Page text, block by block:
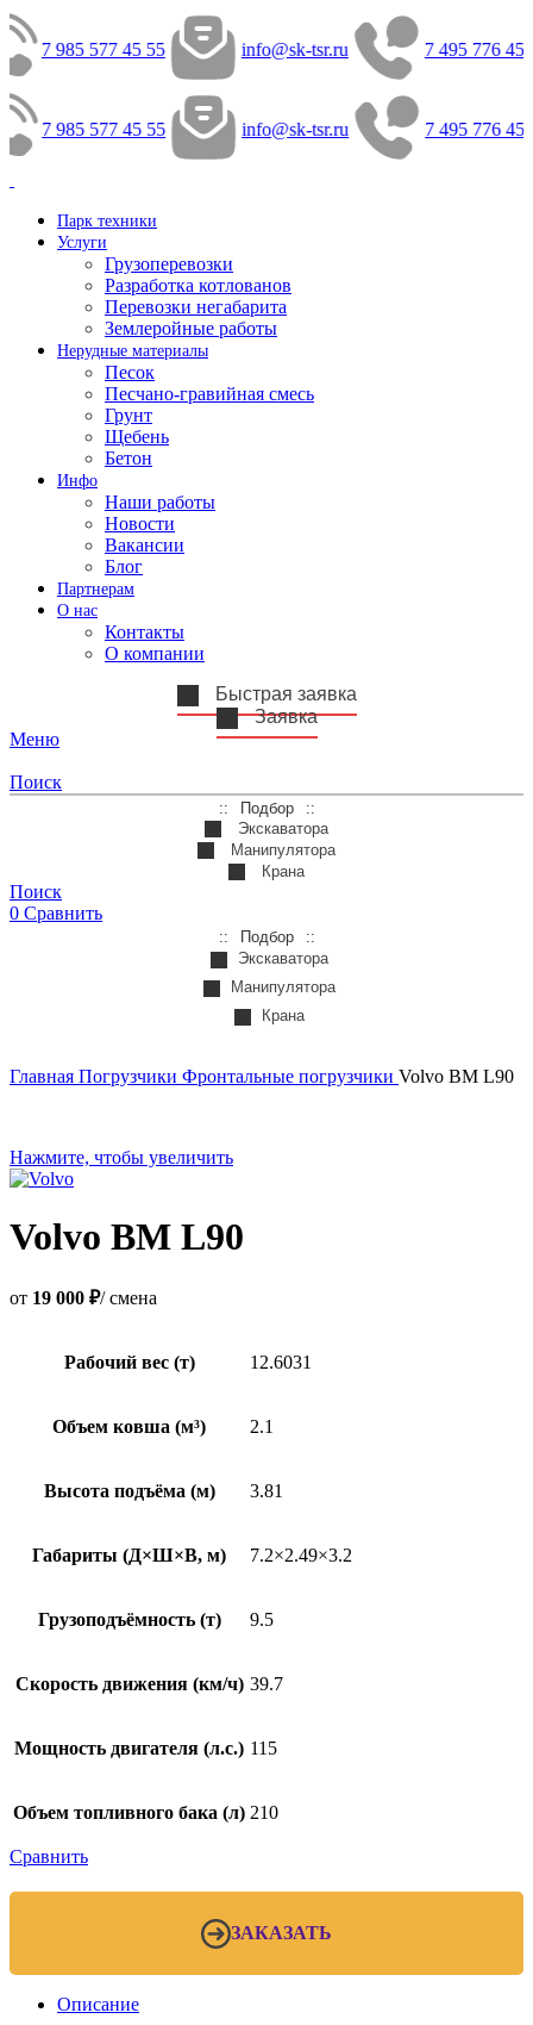
7 985 577 45 55 info@sk-tsr.ru 7 495 776 45
7 985 577 45 55 info@sk-tsr.ru 7 495 776 45
Парк техники
Услуги
Грузоперевозки
Разработка котлованов
Перевозки негабарита
Землеройные работы
Нерудные материалы
Песок
Песчано-гравийная смесь
Грунт
Щебень
Бетон
Инфо
Наши работы
Новости
Вакансии
Блог
Партнерам
О нас
Контакты
О компании
Быстрая заявка
Заявка
Меню
Поиск
Подбор
Экскаватора
Манипулятора
Крана
Поиск
0 Сравнить
Подбор
Экскаватора
Манипулятора
Крана
Главная Погрузчики Фронтальные погрузчики Volvo BM L90
Нажмите, чтобы увеличить
Volvo BM L90
от 19 000 ₽/ смена
Рабочий вес (т) 12.6031
Объем ковша (м³) 2.1
Высота подъёма (м) 3.81
Габариты (Д×Ш×В, м) 7.2×2.49×3.2
Грузоподъёмность (т) 9.5
Скорость движения (км/ч) 39.7
Мощность двигателя (л.с.) 115
Объем топливного бака (л) 210
Сравнить
ЗАКАЗАТЬ
Описание